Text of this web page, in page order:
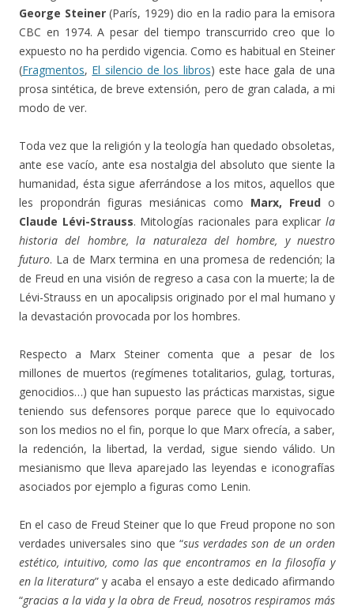
George Steiner(París, 1929) dio en la radio para la emisora
CBC en 1974. A pesar del tiempo transcurrido creo que lo
expuesto no ha perdido vigencia. Como es habitual en Steiner
(Fragmentos, El silencio de los libros) este hace gala de una
prosa sintética, de breve extensión, pero de gran calada, a mi
modo de ver.
Toda vez que la religión y la teología han quedado obsoletas,
ante ese vacío, ante esa nostalgia del absoluto que siente la
humanidad, ésta sigue aferrándose a los mitos, aquellos que
les propondrán figuras mesiánicas como Marx, Freud o
Claude Lévi-Strauss. Mitologías racionales para explicarla
historia del hombre, la naturaleza del hombre, y nuestro
futuro. La de Marx termina en una promesa de redención; la
de Freud en una visión de regreso a casa con la muerte; la de
Lévi-Strauss en un apocalipsis originado por el mal humano y
la devastación provocada por los hombres.
Respecto a Marx Steiner comenta que a pesar de los
millones de muertos (regímenes totalitarios, gulag, torturas,
genocidios…) que han supuesto las prácticas marxistas, sigue
teniendo sus defensores porque parece que lo equivocado
son los medios no el fin, porque lo que Marx ofrecía, a saber,
la redención, la libertad, la verdad, sigue siendo válido. Un
mesianismo que lleva aparejado las leyendas e iconografías
asociados por ejemplo a figuras como Lenin.
En el caso de Freud Steiner que lo que Freud propone no son
verdades universales sino que “sus verdades son de un orden
estético, intuitivo, como las que encontramos en la filosofía y
en la literatura” y acaba el ensayo a este dedicado afirmando
“gracias a la vida y la obra de Freud, nosotros respiramos más